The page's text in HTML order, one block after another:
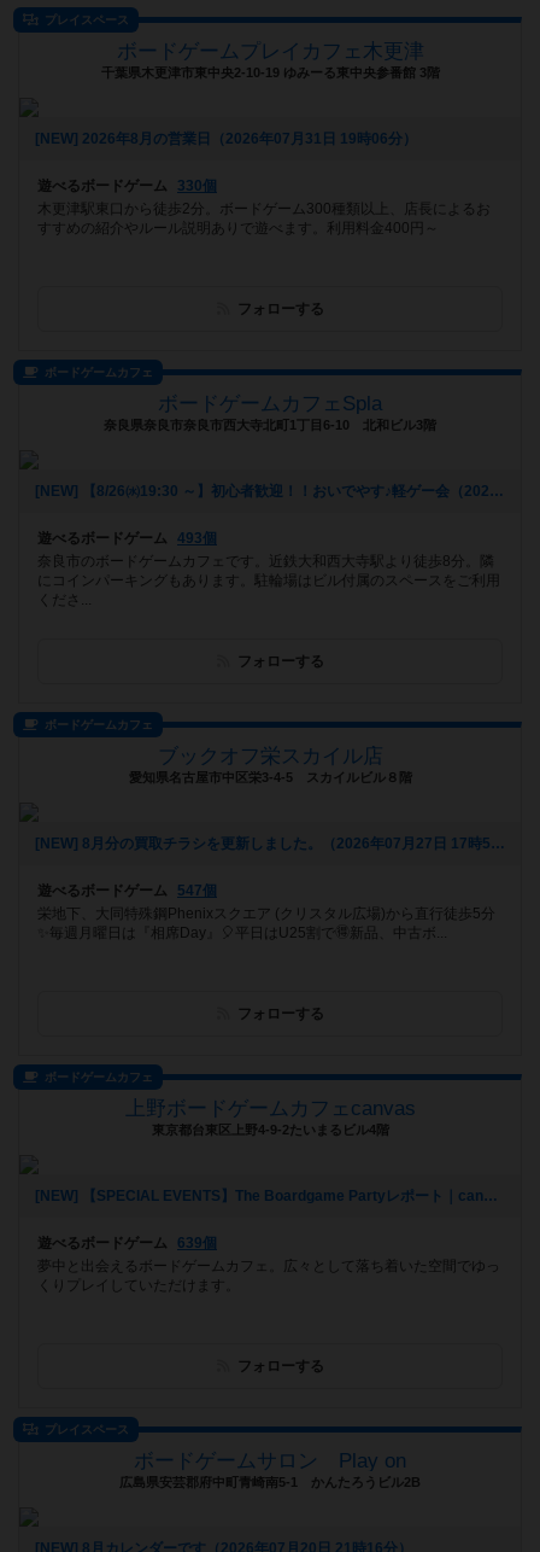
プレイスペース
ボードゲームプレイカフェ木更津
千葉県木更津市東中央2-10-19 ゆみーる東中央参番館 3階
[NEW] 2026年8月の営業日（2026年07月31日 19時06分）
遊べるボードゲーム
330個
木更津駅東口から徒歩2分。ボードゲーム300種類以上、店長によるお
すすめの紹介やルール説明ありで遊べます。利用料金400円～
フォローする
ボードゲームカフェ
ボードゲームカフェSpla
奈良県奈良市奈良市西大寺北町1丁目6-10 北和ビル3階
[NEW] 【8/26㈬19:30 ～】初心者歓迎！！おいでやす♪軽ゲー会（2026年07月29日 19時38分）
遊べるボードゲーム
493個
奈良市のボードゲームカフェです。近鉄大和西大寺駅より徒歩8分。隣
にコインパーキングもあります。駐輪場はビル付属のスペースをご利用
くださ...
フォローする
ボードゲームカフェ
ブックオフ栄スカイル店
愛知県名古屋市中区栄3-4-5 スカイルビル８階
[NEW] 8月分の買取チラシを更新しました。（2026年07月27日 17時53分）
遊べるボードゲーム
547個
栄地下、大同特殊鋼Phenixスクエア (クリスタル広場)から直行徒歩5分
✨毎週月曜日は『相席Day』🎈平日はU25割で🉐新品、中古ボ...
フォローする
ボードゲームカフェ
上野ボードゲームカフェcanvas
東京都台東区上野4-9-2たいまるビル4階
[NEW] 【SPECIAL EVENTS】The Boardgame Partyレポート｜canvas Girl's Day｜2026/7/24（2026年07月25日 22時12分）
遊べるボードゲーム
639個
夢中と出会えるボードゲームカフェ。広々として落ち着いた空間でゆっ
くりプレイしていただけます。
フォローする
プレイスペース
ボードゲームサロン Play on
広島県安芸郡府中町青崎南5-1 かんたろうビル2B
[NEW] 8月カレンダーです（2026年07月20日 21時16分）